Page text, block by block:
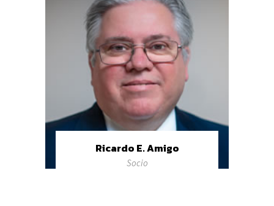
Ricardo E. Amigo
Socio